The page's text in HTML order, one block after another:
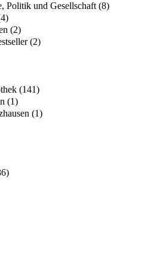
Politik und Gesellschaft (8)
(2)
(2)
(141)
(1)
(1)